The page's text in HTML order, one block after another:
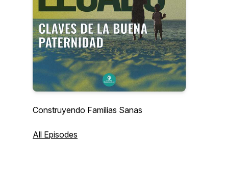
Construyendo Familias Sanas
All Episodes